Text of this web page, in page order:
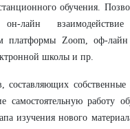
обучения.
он-лайн
платформы Zoom, оф-
школы и пр.
составляющих
самостоятельную работу
изучения нового